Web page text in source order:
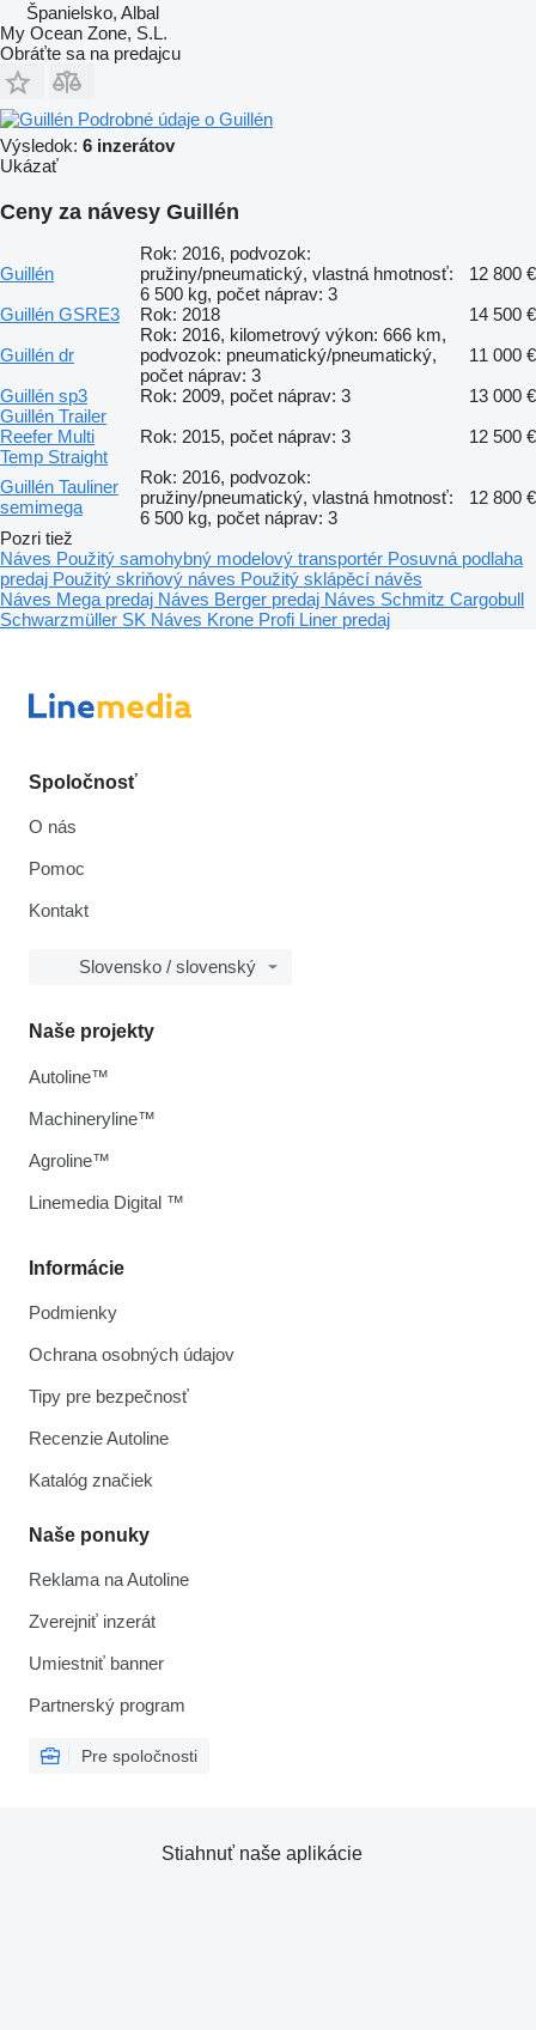
Španielsko, Albal
My Ocean Zone, S.L.
Obráťte sa na predajcu
Podrobné údaje o Guillén
Výsledok: 6 inzerátov
Ukázať
Ceny za návesy Guillén
Guillén
Rok: 2016, podvozok:
pružiny/pneumatický, vlastná hmotnosť:
6 500 kg, počet náprav: 3
12 800 €
Guillén GSRE3
Rok: 2018
14 500 €
Guillén dr
Rok: 2016, kilometrový výkon: 666 km,
podvozok: pneumatický/pneumatický,
počet náprav: 3
11 000 €
Guillén sp3
Rok: 2009, počet náprav: 3
13 000 €
Guillén Trailer
Reefer Multi
Temp Straight
Rok: 2015, počet náprav: 3 12 500 €
Guillén Tauliner
semimega
Rok: 2016, podvozok:
pružiny/pneumatický, vlastná hmotnosť:
6 500 kg, počet náprav: 3
12 800 €
Pozri tiež
Náves Použitý samohybný modelový transportér Posuvná podlaha
predaj Použitý skriňový náves Použitý sklápěcí návěs
Náves Mega predaj Náves Berger predaj Náves Schmitz Cargobull
Schwarzmüller SK Náves Krone Profi Liner predaj
Spoločnosť
O nás
Pomoc
Kontakt
Slovensko / slovenský
Informácie
Podmienky
Ochrana osobných údajov
Tipy pre bezpečnosť
Recenzie Autoline
Katalóg značiek
Naše ponuky
Reklama na Autoline
Zverejniť inzerát
Umiestniť banner
Partnerský program
Pre spoločnosti
Naše projekty
Autoline™
Machineryline™
Agroline™
Linemedia Digital ™
Stiahnuť naše aplikácie